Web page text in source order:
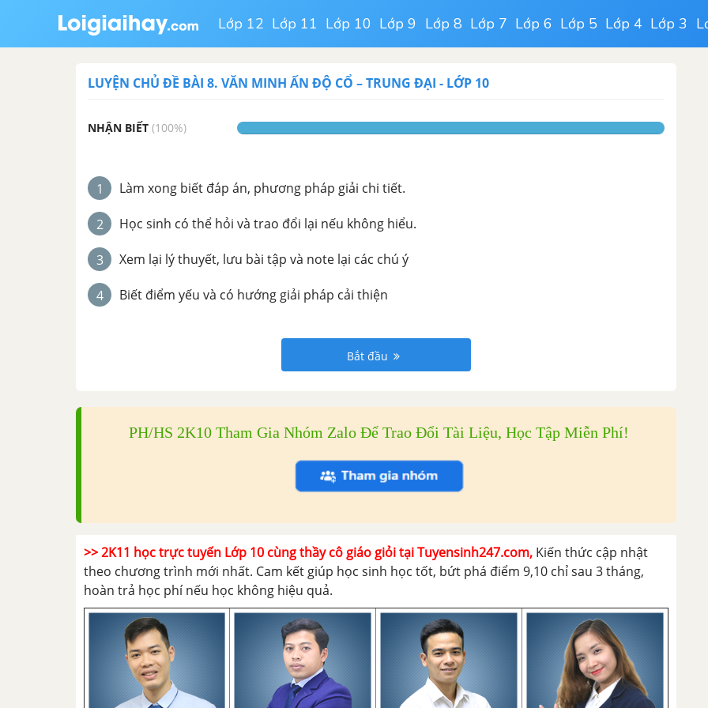
Lớp 12 Lớp 11 Lớp 10 Lớp 9 Lớp 8 Lớp 7 Lớp 6 Lớp 5 Lớp 4 Lớp 3
LUYỆN CHỦ ĐỀ BÀI 8. VĂN MINH ẤN ĐỘ CỔ – TRUNG ĐẠI - LỚP 10
NHẬN BIẾT (100%)
1 Làm xong biết đáp án, phương pháp giải chi tiết.
2 Học sinh có thể hỏi và trao đổi lại nếu không hiểu.
3 Xem lại lý thuyết, lưu bài tập và note lại các chú ý
4 Biết điểm yếu và có hướng giải pháp cải thiện
Bắt đầu
PH/HS 2K10 Tham Gia Nhóm Zalo Để Trao Đổi Tài Liệu, Học Tập Miễn Phí!
>> 2K11 học trực tuyến Lớp 10 cùng thầy cô giáo giỏi tại Tuyensinh247.com, Kiến thức cập nhật
theo chương trình mới nhất. Cam kết giúp học sinh học tốt, bứt phá điểm 9,10 chỉ sau 3 tháng,
hoàn trả học phí nếu học không hiệu quả.